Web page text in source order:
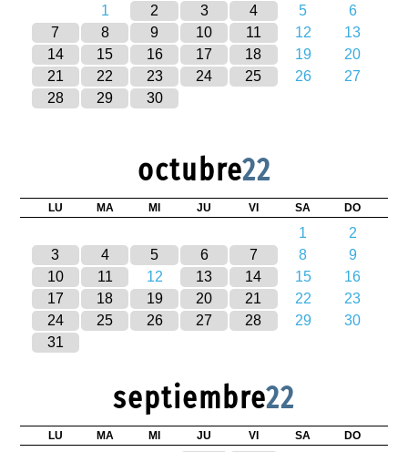
1 2 3 4 5
6
7
8 9 10 11 12
13
14
15 16 17 18 19
20
21
22 23 24 25 26
27
28
29 30
octubre22
LU MA MI JU VI SA DO
1
2
3
4 5 6 7 8
9
10
11 12 13 14 15
16
17
18 19 20 21 22
23
24
25 26 27 28 29
30
31
septiembre22
LU MA MI JU VI SA DO